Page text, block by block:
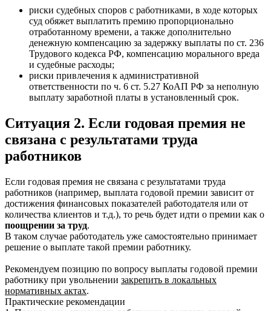
риски судебных споров с работниками, в ходе которых
суд обяжет выплатить премию пропорционально
отработанному времени, а также дополнительно
денежную компенсацию за задержку выплаты по ст. 236
Трудового кодекса РФ, компенсацию морального вреда
и судебные расходы;
риски привлечения к административной
ответственности по ч. 6 ст. 5.27 КоАП РФ за неполную
выплату заработной платы в установленный срок.
Ситуация 2. Если годовая премия не
связана с результатами труда
работников
Если годовая премия не связана с результатами труда
работников (например, выплата годовой премии зависит от
достижения финансовых показателей работодателя или от
количества клиентов и т.д.), то речь будет идти о премии как о
поощрении за труд.
В таком случае работодатель уже самостоятельно принимает
решение о выплате такой премии работнику.
Рекомендуем позицию по вопросу выплаты годовой премии
работнику при увольнении закрепить в локальных
нормативных актах.
Практические рекомендации